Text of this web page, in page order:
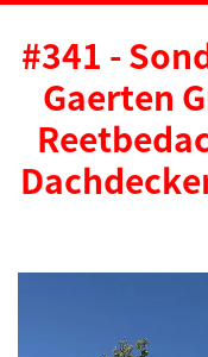
Wartung
#341 -
Gaerten